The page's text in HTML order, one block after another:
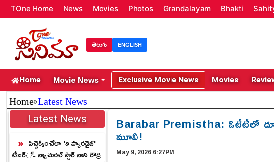
TOne Home News Movies Photos Grandalayam Bhakti
తెలుగు ENGLISH
Home Movie News Exclusive Movie News Movies
Home»Latest News
Latest News
పిచ్చెక్కించేలా 'ది ప్యారడైజ్'
టీజర్.. న్యాచురల్ స్టార్ నాని రౌద్ర
Barabar Premistha: ఓటీటీలో
మూవీ!
May 9, 2026 6:27PM